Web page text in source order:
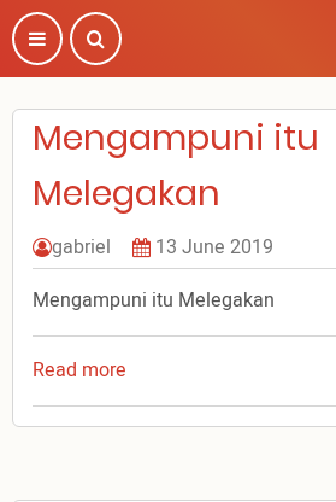
Skip
to
main
content
Mengampuni itu
Melegakan
gabriel
13 June 2019
Mengampuni itu Melegakan
Read more
Mengampuni
itu